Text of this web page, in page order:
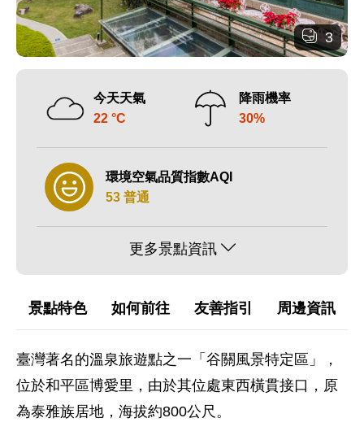
3
今天天氣
22 °C
降雨機率
30%
環境空氣品質指數AQI
53 普通
更多景點資訊
景點特色 如何前往 友善指引 周邊資訊
臺灣著名的溫泉旅遊點之一「谷關風景特定區」，
位於和平區博愛里，由於其位處東西橫貫接口，原
為泰雅族居地，海拔約800公尺。